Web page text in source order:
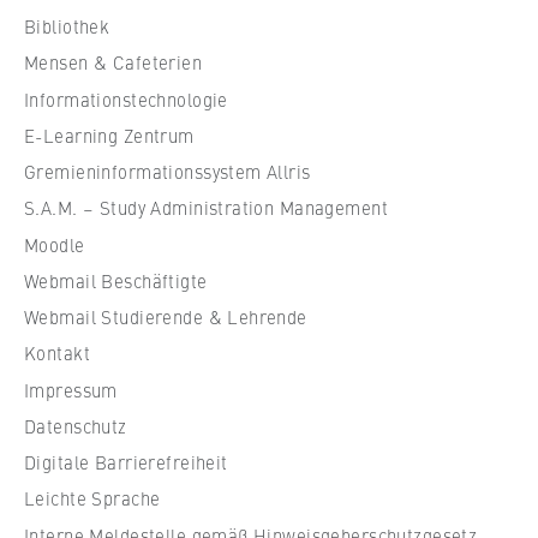
c
u
l
e
f
i
r
t
c
h
a
f
t
Bibliothek
Mensen & Cafeterien
Informationstechnologie
E-Learning Zentrum
Gremieninformationssystem Allris
S.A.M. – Study Administration Management
Moodle
Webmail Beschäftigte
Webmail Studierende & Lehrende
Kontakt
Impressum
Datenschutz
Digitale Barrierefreiheit
Leichte Sprache